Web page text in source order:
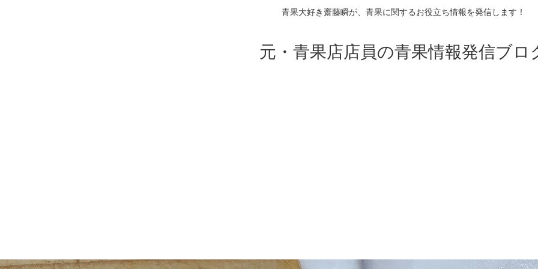
青果大好き齋藤瞬が、青果に関するお役立ち情報を発信します！
元・青果店店員の青果情報発信ブロ